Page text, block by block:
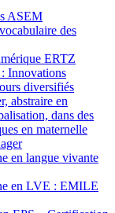
ASEM
des
ERTZ
: Innovations
diversifiés
abstraire en
dans des
en maternelle
en langue vivante
en LVE : EMILE